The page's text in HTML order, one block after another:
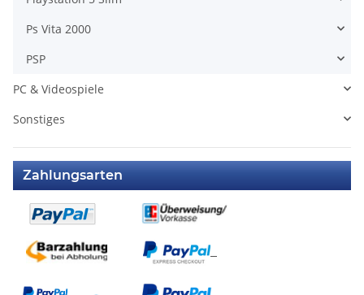
Ps Vita 2000
PSP
PC & Videospiele
Sonstiges
Zahlungsarten